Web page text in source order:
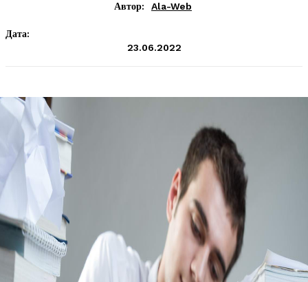
Автор: Ala-Web
Дата:
23.06.2022